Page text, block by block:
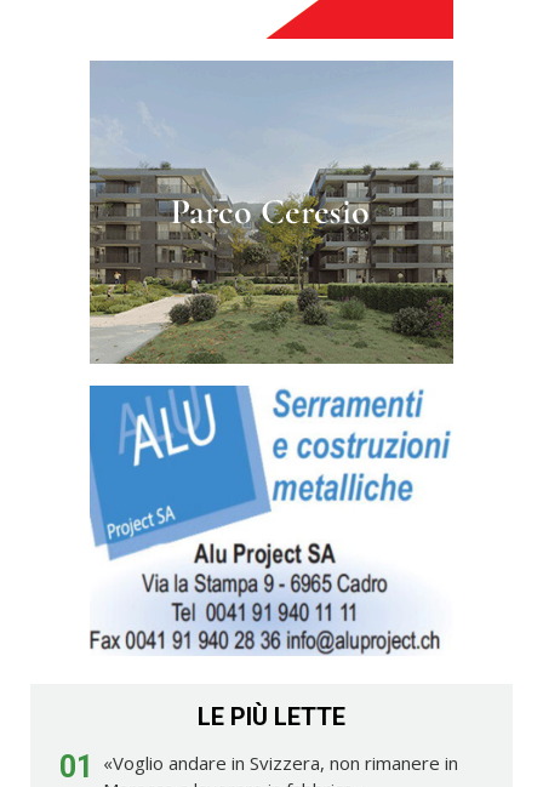
LE PIÙ LETTE
01
«Voglio andare in Svizzera, non rimanere in